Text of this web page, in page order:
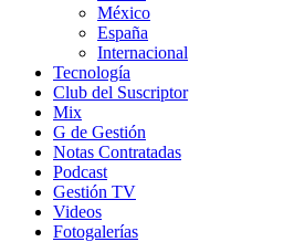
México
España
Internacional
Tecnología
Club del Suscriptor
Mix
G de Gestión
Notas Contratadas
Podcast
Gestión TV
Videos
Fotogalerías